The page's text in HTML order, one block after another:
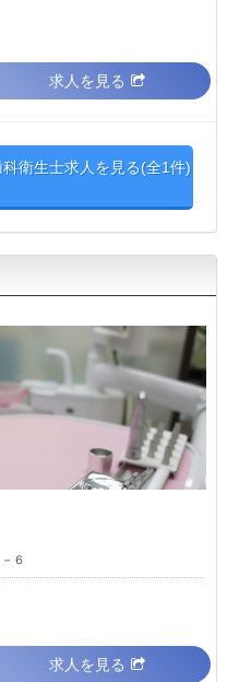
求人を見る
衛生士求人を見る(全1件)
６
求人を見る